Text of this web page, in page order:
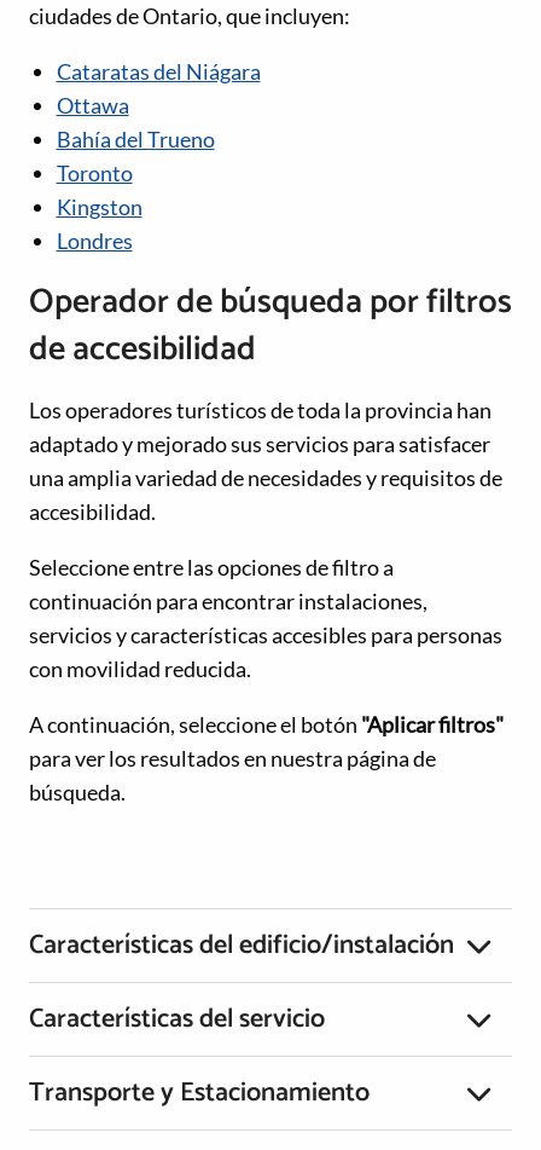
ciudades de Ontario, que incluyen:
Cataratas del Niágara
Ottawa
Bahía del Trueno
Toronto
Kingston
Londres
Operador de búsqueda por filtros
de accesibilidad
Los operadores turísticos de toda la provincia han
adaptado y mejorado sus servicios para satisfacer
una amplia variedad de necesidades y requisitos de
accesibilidad.
Seleccione entre las opciones de filtro a
continuación para encontrar instalaciones,
servicios y características accesibles para personas
con movilidad reducida.
A continuación, seleccione el botón "Aplicar filtros"
para ver los resultados en nuestra página de
búsqueda.
Características del edificio/instalación
Características del servicio
Transporte y Estacionamiento